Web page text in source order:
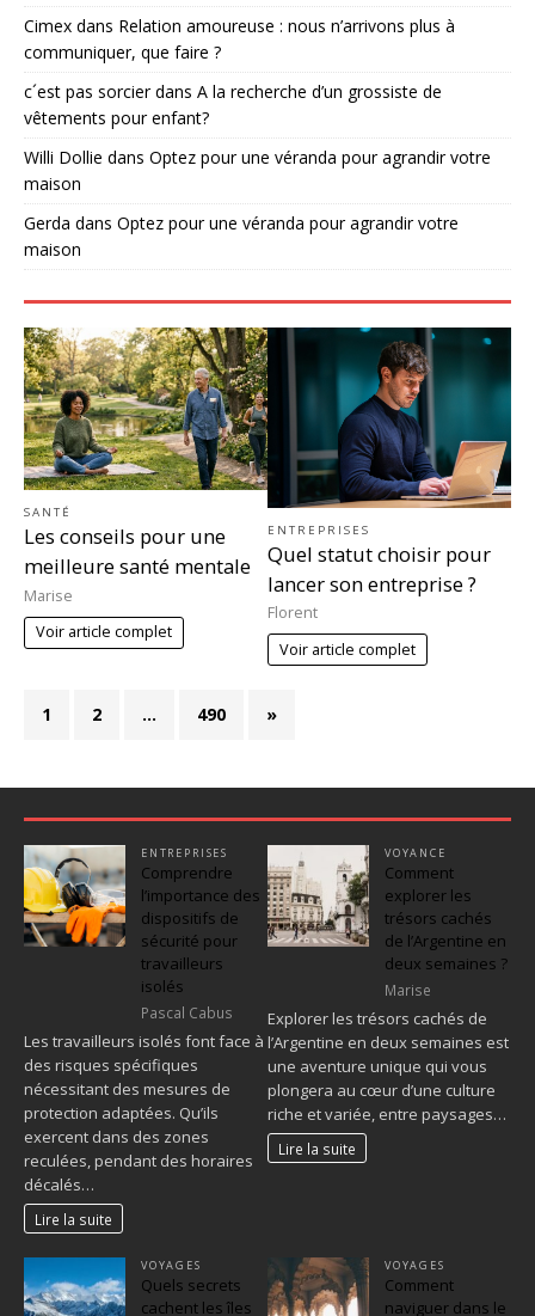
Cimex dans Relation amoureuse : nous n’arrivons plus à
communiquer, que faire ?
c´est pas sorcierdans A la recherche d’un grossiste de
vêtements pour enfant?
Willi Dollie dans Optez pour une véranda pour agrandir votre
maison
Gerda dans Optez pour une véranda pour agrandir votre
maison
SANTÉ
Les conseils pour une
meilleure santé mentale
Marise
Voir article complet
ENTREPRISES
Quel statut choisir pour
lancer son entreprise ?
Florent
Voir article complet
1 2 … 490 »
ENTREPRISES
Comprendre
l’importance des
dispositifs de
sécurité pour
travailleurs
isolés
Pascal Cabus
Les travailleurs isolés font face à
des risques spécifiques
nécessitant des mesures de
protection adaptées. Qu’ils
exercent dans des zones
reculées, pendant des horaires
décalés…
Lire la suite
VOYANCE
Comment
explorer les
trésors cachés
de l’Argentine en
deux semaines ?
Marise
Explorer les trésors cachés de
l’Argentine en deux semaines est
une aventure unique qui vous
plongera au cœur d’une culture
riche et variée, entre paysages…
Lire la suite
VOYAGES
Quels secrets
cachent les îles
VOYAGES
Comment
naviguer dans le